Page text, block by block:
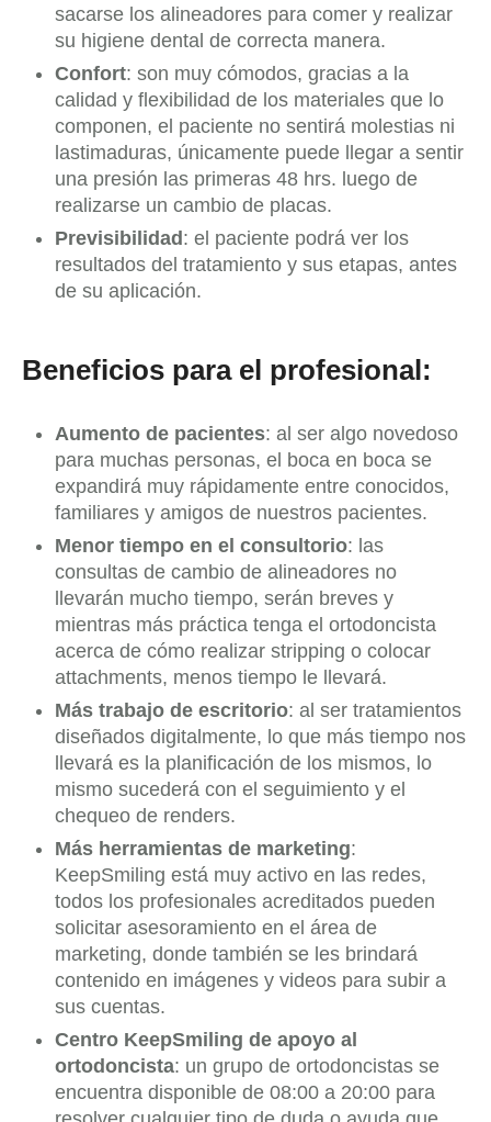
sacarse los alineadores para comer y realizar
su higiene dental de correcta manera.
Confort: son muy cómodos, gracias a la
calidad y flexibilidad de los materiales que lo
componen, el paciente no sentirá molestias ni
lastimaduras, únicamente puede llegar a sentir
una presión las primeras 48 hrs. luego de
realizarse un cambio de placas.
Previsibilidad: el paciente podrá ver los
resultados del tratamiento y sus etapas, antes
de su aplicación.
Beneficios para el profesional:
Aumento de pacientes: al ser algo novedoso
para muchas personas, el boca en boca se
expandirá muy rápidamente entre conocidos,
familiares y amigos de nuestros pacientes.
Menor tiempo en el consultorio: las
consultas de cambio de alineadores no
llevarán mucho tiempo, serán breves y
mientras más práctica tenga el ortodoncista
acerca de cómo realizar stripping o colocar
attachments, menos tiempo le llevará.
Más trabajo de escritorio: al ser tratamientos
diseñados digitalmente, lo que más tiempo nos
llevará es la planificación de los mismos, lo
mismo sucederá con el seguimiento y el
chequeo de renders.
Más herramientas de marketing:
KeepSmiling está muy activo en las redes,
todos los profesionales acreditados pueden
solicitar asesoramiento en el área de
marketing, donde también se les brindará
contenido en imágenes y videos para subir a
sus cuentas.
Centro KeepSmiling de apoyo al
ortodoncista: un grupo de ortodoncistas se
encuentra disponible de 08:00 a 20:00 para